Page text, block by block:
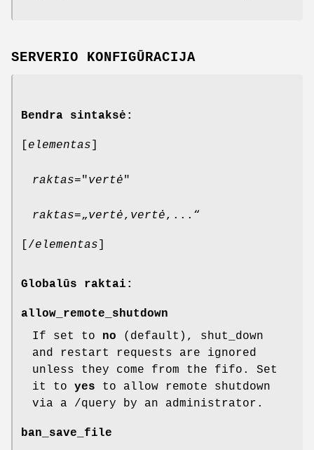
SERVERIO KONFIGŪRACIJA
Bendra sintaksė:
elementas
raktas="vertė"
raktas=„vertė, vertė,...“
[/elementas
Globalūs raktai:
allow_remote_shutdown
If set to no (default), shut_down
and restart requests are ignored
unless they come from the fifo. Set
it to yes to allow remote shutdown
via a /query by an administrator.
ban_save_file